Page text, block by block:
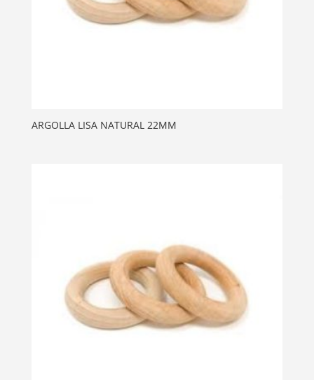
ARGOLLA LISA NATURAL 22MM